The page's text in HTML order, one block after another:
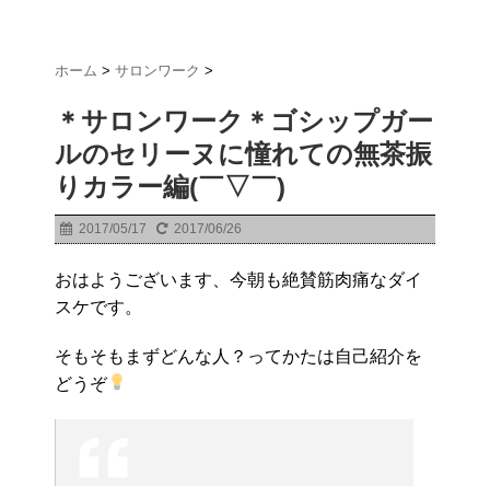
ホーム > サロンワーク >
＊サロンワーク＊ゴシップガー
ルのセリーヌに憧れての無茶振
りカラー編(￣▽￣)
2017/05/17 2017/06/26
おはようございます、今朝も絶賛筋肉痛なダイ
スケです。
そもそもまずどんな人？ってかたは自己紹介を
どうぞ